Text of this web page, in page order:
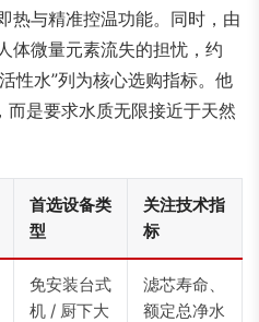
热与精准控温功能。同时，由
体微量元素流失的担忧，约
性水”列为核心选购指标。他
而是要求水质无限接近于天然
首选设备类
型
关注技术指
标
免安装台式
机 / 厨下大
滤芯寿命、
额定总净水